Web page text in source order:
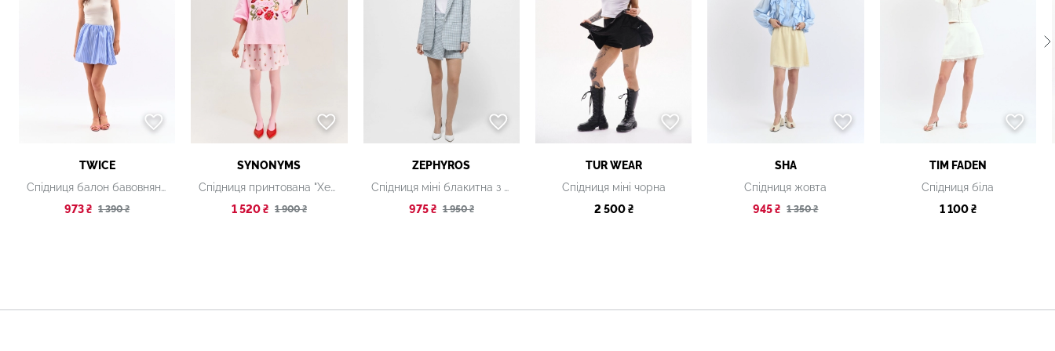
TWICE
Спідниця балон бавовняна синя
973 ₴ 1 390 ₴
SYNONYMS
Спідниця принтована "Херсонські помідори" рожева
1 520 ₴ 1 900 ₴
ZEPHYROS
Спідниця міні блакитна з принтом
975 ₴ 1 950 ₴
TUR WEAR
Спідниця міні чорна
2 500 ₴
SHA
Спідниця жовта
945 ₴
1 350 ₴
TIM FADEN
Спідниця біла
1 100 ₴